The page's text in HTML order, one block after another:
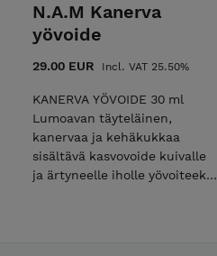
TUOTTEELLE. Löydät
postimaksun erillisenä kuvana
Kiitos! Yli 60e ostoksista
N.A.M Kanerva
yövoide
29.00 EUR Incl. VAT 25.50%
KANERVA YÖVOIDE 30 ml
Lumoavan täyteläinen,
kanervaa ja kehäkukkaa
sisältävä kasvovoide kuivalle
ja ärtyneelle iholle yövoiteeksi.